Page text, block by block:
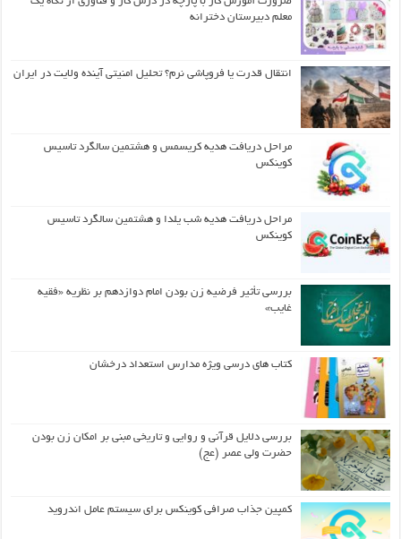
معلم دبیرستان دخترانه
انتقال قدرت یا فروپاشی نرم؟ تحلیل امنیتی آینده ولایت در ایران
مراحل دریافت هدیه کریسمس و هشتمین سالگرد تاسیس
کوینکس
مراحل دریافت هدیه شب یلدا و هشتمین سالگرد تاسیس
کوینکس
بررسی تأثیر فرضیه زن بودن امام دوازدهم بر نظریه «فقیه
غایب»
کتاب های درسی ویژه مدارس استعداد درخشان
بررسی دلایل قرآنی و روایی و تاریخی مبنی بر امکان زن بودن
حضرت ولی عصر (عج)
کمپین جذاب صرافی کوینکس برای سیستم عامل اندروید